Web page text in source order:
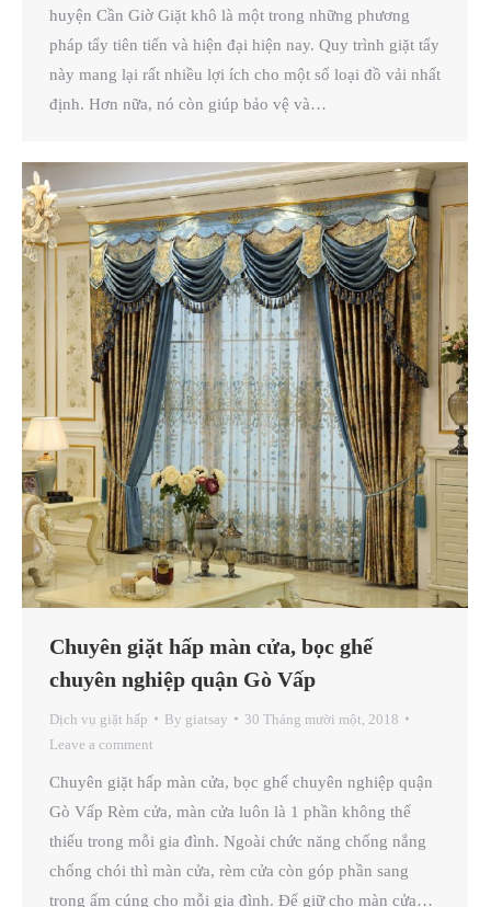
huyện Cần Giờ Giặt khô là một trong những phương
pháp tẩy tiên tiến và hiện đại hiện nay. Quy trình giặt tẩy
này mang lại rất nhiều lợi ích cho một số loại đồ vải nhất
định. Hơn nữa, nó còn giúp bảo vệ và…
Chuyên giặt hấp màn cửa, bọc ghế
chuyên nghiệp quận Gò Vấp
Dịch vụ giặt hấp By giatsay
30 Tháng mười một, 2018
Leave a comment
Chuyên giặt hấp màn cửa, bọc ghế chuyên nghiệp quận
Gò Vấp Rèm cửa, màn cửa luôn là 1 phần không thể
thiếu trong mỗi gia đình. Ngoài chức năng chống nắng
chống chói thì màn cửa, rèm cửa còn góp phần sang
trọng ấm cúng cho mỗi gia đình. Để giữ cho màn cửa…